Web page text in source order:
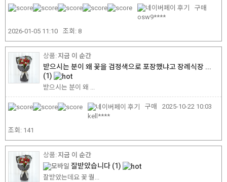
osw9****
구매
2026-01-05 11:10 조회: 8
지금 이 순간
받으시는 분이 왜 꽃을 검정색으로 포장했냐고 장례식장 ...
(1)
받으시는 분이 왜 ...
kell****
구매 2025-10-22 10:03
조회: 141
지금 이 순간
잘받았습니다 (1)
잘받았는데요 꽃 퀄...